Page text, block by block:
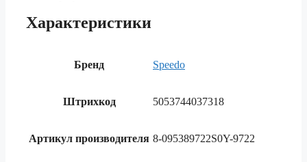
Характеристики
Бренд Speedo
Штрихкод 5053744037318
Артикул производителя 8-095389722S0Y-9722